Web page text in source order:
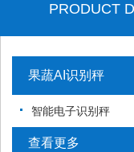
PRODUCT
果蔬AI识别秤
智能电子识别秤
查看更多